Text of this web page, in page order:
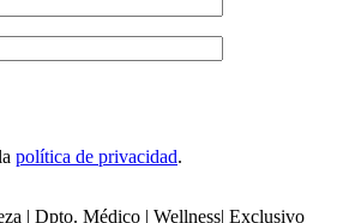
política de privacidad.
| Dpto. Médico | Wellness| Exclusivo